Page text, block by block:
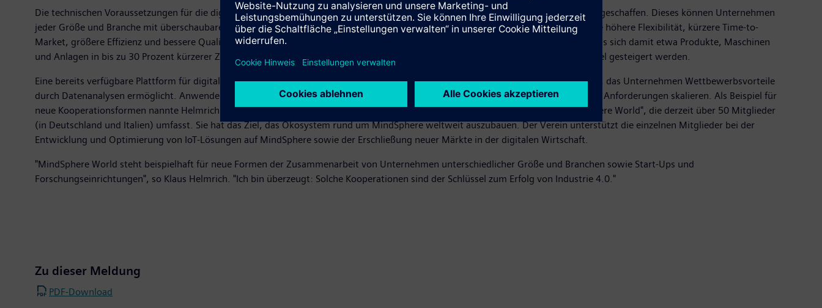
Die technischen Voraussetzungen für die digitale Transformation sind zum Beispiel mit dem Digital-Enterprise-Angebot von Siemens geschaffen. Dieses können Unternehmen
jeder Größe und Branche mit überschaubaren, schrittweise ansteigenden Investitionskosten nutzen. Dadurch können sie schon heute höhere Flexibilität, kürzere Time-to-
Market, größere Effizienz und bessere Qualität erzielen. Siemens zufolge gibt es konkrete Einsatzbeispiele bei Kunden, die zeigen, dass sich damit etwa Produkte, Maschinen
und Anlagen in bis zu 30 Prozent kürzerer Zeit entwickeln lassen. Die Produktionseffizienz und Produktivität kann um bis zu ein Viertel gesteigert werden.
Eine bereits verfügbare Plattform für digitale Lösungen ist MindSphere – das offene, cloudbasierte IoT-Betriebssystem von Siemens –, das Unternehmen Wettbewerbsvorteile
durch Datenanalysen ermöglicht. Anwender können MindSphere mit geringen Investitionen implementieren und entsprechend ihren Anforderungen skalieren. Als Beispiel für
neue Kooperationsformen nannte Helmrich in diesem Zusammenhang die im Januar 2018 gegründete Nutzerorganisation "MindSphere World", die derzeit über 50 Mitglieder
(in Deutschland und Italien) umfasst. Sie hat das Ziel, das Ökosystem rund um MindSphere weltweit auszubauen. Der Verein unterstützt die einzelnen Mitglieder bei der
Entwicklung und Optimierung von IoT-Lösungen auf MindSphere sowie der Erschließung neuer Märkte in der digitalen Wirtschaft.
"MindSphere World steht beispielhaft für neue Formen der Zusammenarbeit von Unternehmen unterschiedlicher Größe und Branchen sowie Start-Ups und
Forschungseinrichtungen", so Klaus Helmrich. "Ich bin überzeugt: Solche Kooperationen sind der Schlüssel zum Erfolg von Industrie 4.0."
Zu dieser Meldung
PDF-Download